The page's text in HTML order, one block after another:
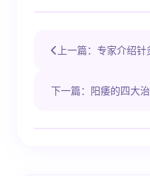
上一篇：专家介绍
下一篇：阳痿的四大